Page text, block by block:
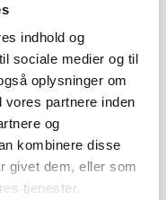
indhold og
sociale medier og til
oplysninger om
partnere inden
og
kombinere disse
givet dem, eller som
tjenester.
kommende. Fik
sekunder. God arbejde
kl.10. God service ☺”
af Kris
søde medarbejdere”